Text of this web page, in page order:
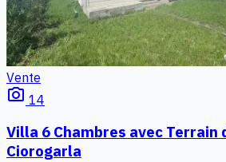
Vente
photo_camera 14
Villa 6 Chambres avec Terrain
Ciorogarla